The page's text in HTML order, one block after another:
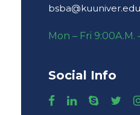
bsba@kuuniver.edu
Mon – Fri 9:00A.M.
Social Info